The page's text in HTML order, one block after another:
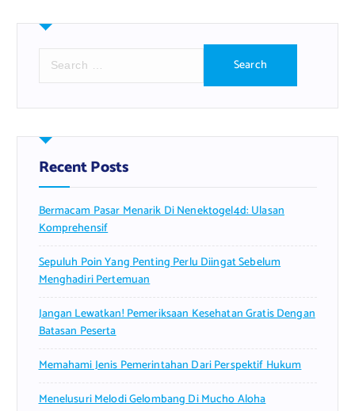
r
h
f
o
:
Recent Posts
Bermacam Pasar Menarik Di Nenektogel4d: Ulasan
Komprehensif
Sepuluh Poin Yang Penting Perlu Diingat Sebelum
Menghadiri Pertemuan
Jangan Lewatkan! Pemeriksaan Kesehatan Gratis Dengan
Batasan Peserta
Memahami Jenis Pemerintahan Dari Perspektif Hukum
Menelusuri Melodi Gelombang Di Mucho Aloha